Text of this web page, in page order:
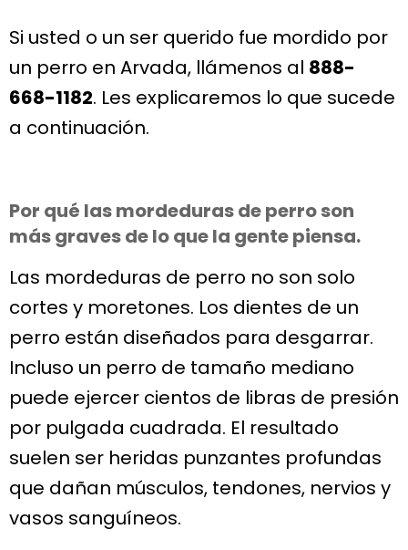
Si usted o un ser querido fue mordido por
un perro en Arvada, llámenos al 888-
668-1182. Les explicaremos lo que sucede
a continuación.
Por qué las mordeduras de perro son
más graves de lo que la gente piensa.
Las mordeduras de perro no son solo
cortes y moretones. Los dientes de un
perro están diseñados para desgarrar.
Incluso un perro de tamaño mediano
puede ejercer cientos de libras de presión
por pulgada cuadrada. El resultado
suelen ser heridas punzantes profundas
que dañan músculos, tendones, nervios y
vasos sanguíneos.